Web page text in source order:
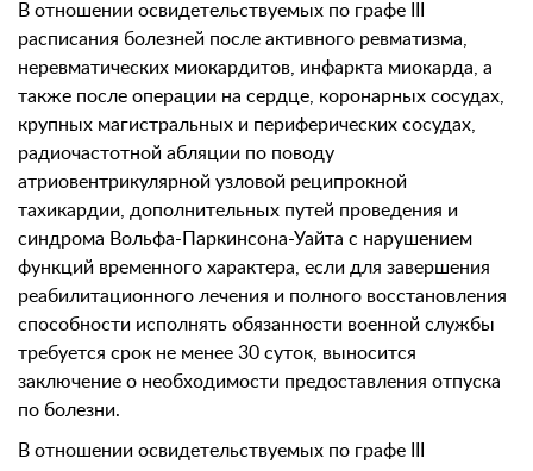
В отношении освидетельствуемых по графе III
расписания болезней после активного ревматизма,
неревматических миокардитов, инфаркта миокарда, а
также после операции на сердце, коронарных сосудах,
крупных магистральных и периферических сосудах,
радиочастотной абляции по поводу
атриовентрикулярной узловой реципрокной
тахикардии, дополнительных путей проведения и
синдрома Вольфа-Паркинсона-Уайта с нарушением
функций временного характера, если для завершения
реабилитационного лечения и полного восстановления
способности исполнять обязанности военной службы
требуется срок не менее 30 суток, выносится
заключение о необходимости предоставления отпуска
по болезни.
В отношении освидетельствуемых по графе III